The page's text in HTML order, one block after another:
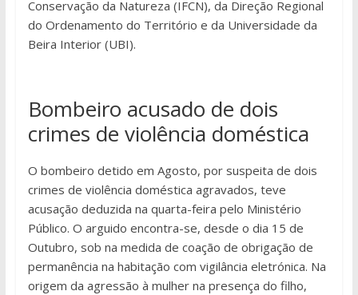
Conservação da Natureza (IFCN), da Direção Regional
do Ordenamento do Território e da Universidade da
Beira Interior (UBI).
Bombeiro acusado de dois
crimes de violência doméstica
O bombeiro detido em Agosto, por suspeita de dois
crimes de violência doméstica agravados, teve
acusação deduzida na quarta-feira pelo Ministério
Público. O arguido encontra-se, desde o dia 15 de
Outubro, sob na medida de coação de obrigação de
permanência na habitação com vigilância eletrónica. Na
origem da agressão à mulher na presença do filho,